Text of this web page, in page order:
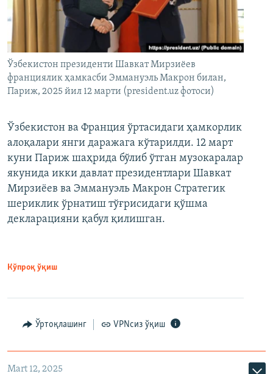
Ўзбекистон президенти Шавкат Мирзиёев
франциялик ҳамкасби Эммануэль Макрон билан,
Париж, 2025 йил 12 марти (president.uz фотоси)
Ўзбекистон ва Франция ўртасидаги ҳамкорлик
алоқалари янги даражага кўтарилди. 12 март
куни Париж шаҳрида бўлиб ўтган музокаралар
якунида икки давлат президентлари Шавкат
Мирзиёев ва Эммануэль Макрон Стратегик
шериклик ўрнатиш тўғрисидаги қўшма
декларацияни қабул қилишган.
Кўпроқ ўқиш
Ўртоқлашинг VPNсиз ўқиш
Mart 12, 2025